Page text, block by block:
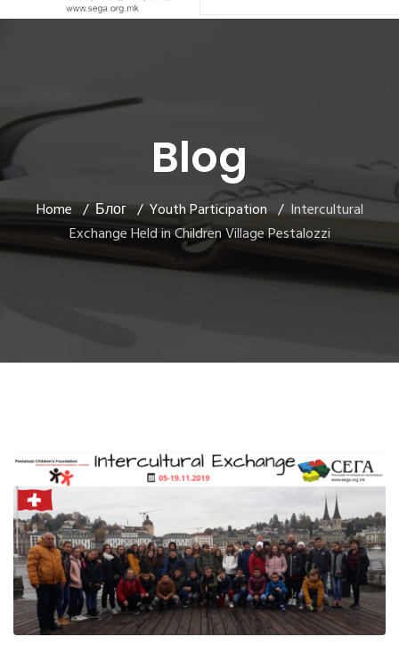
Blog
Home Блог Youth Participation
Intercultural
Exchange Held in Children Village Pestalozzi